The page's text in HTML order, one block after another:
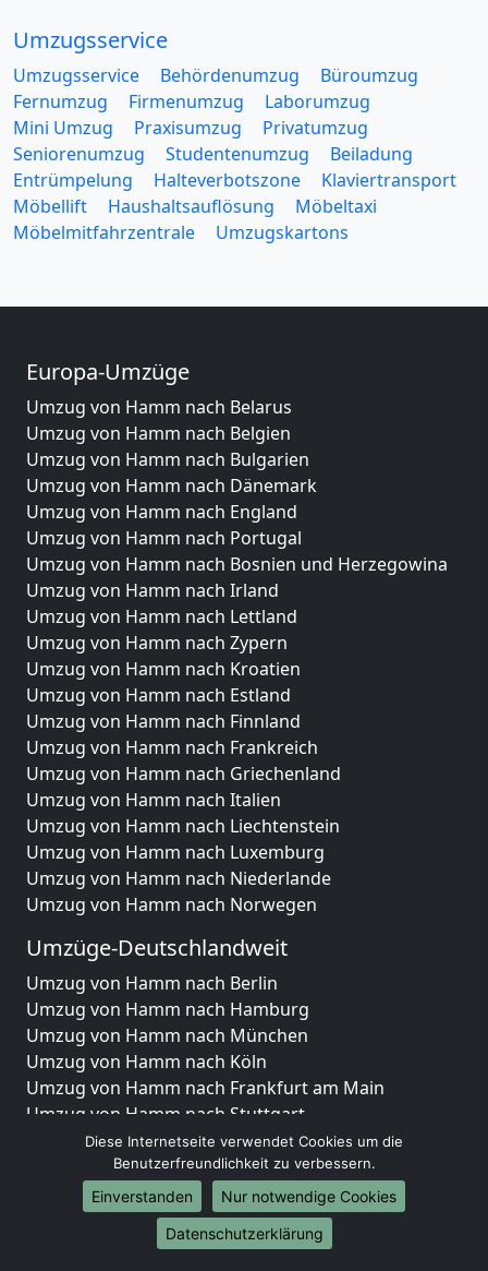
Umzugsservice
Umzugsservice Behördenumzug
Büroumzug
Fernumzug
Firmenumzug
Laborumzug
Mini Umzug
Praxisumzug
Privatumzug
Seniorenumzug
Studentenumzug
Beiladung
Entrümpelung
Halteverbotszone
Klaviertransport
Möbellift
Haushaltsauflösung
Möbeltaxi
Möbelmitfahrzentrale
Umzugskartons
Europa-Umzüge
Umzug von Hamm nach Belarus
Umzug von Hamm nach Belgien
Umzug von Hamm nach Bulgarien
Umzug von Hamm nach Dänemark
Umzug von Hamm nach England
Umzug von Hamm nach Portugal
Umzug von Hamm nach Bosnien und Herzegowina
Umzug von Hamm nach Irland
Umzug von Hamm nach Lettland
Umzug von Hamm nach Zypern
Umzug von Hamm nach Kroatien
Umzug von Hamm nach Estland
Umzug von Hamm nach Finnland
Umzug von Hamm nach Frankreich
Umzug von Hamm nach Griechenland
Umzug von Hamm nach Italien
Umzug von Hamm nach Liechtenstein
Umzug von Hamm nach Luxemburg
Umzug von Hamm nach Niederlande
Umzug von Hamm nach Norwegen
Umzüge-Deutschlandweit
Umzug von Hamm nach Berlin
Umzug von Hamm nach Hamburg
Umzug von Hamm nach München
Umzug von Hamm nach Köln
Umzug von Hamm nach Frankfurt am Main
Umzug von Hamm nach Stuttgart
Umzug von Hamm nach Düsseldorf
Umzug von Hamm nach Leipzig
Umzug von Hamm nach Dortmund
Umzug von Hamm nach Essen
Umzug von Hamm nach Bremen
Diese Internetseite verwendet Cookies um die
Benutzerfreundlichkeit zu verbessern.
Einverstanden
Nur notwendige Cookies
Datenschutzerklärung